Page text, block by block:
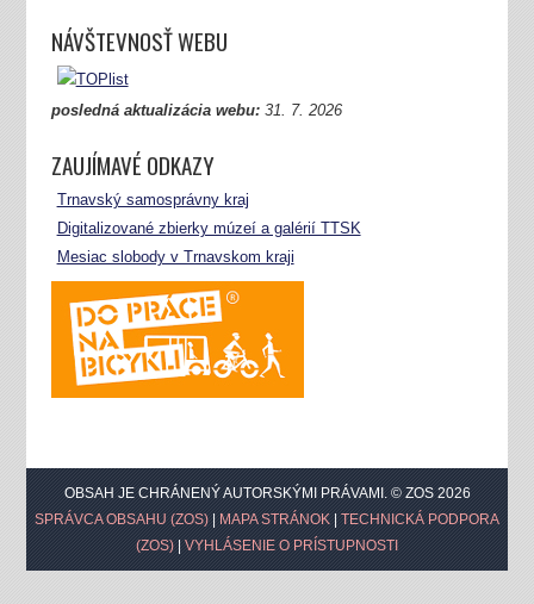
NÁVŠTEVNOSŤ WEBU
posledná aktualizácia webu:31. 7. 2026
ZAUJÍMAVÉ ODKAZY
Trnavský samosprávny kraj
Digitalizované zbierky múzeí a galérií TTSK
Mesiac slobody v Trnavskom kraji
OBSAH JE CHRÁNENÝ AUTORSKÝMI PRÁVAMI. © ZOS 2026
SPRÁVCA OBSAHU (ZOS)
MAPA STRÁNOK
TECHNICKÁ PODPORA
(ZOS)
VYHLÁSENIE O PRÍSTUPNOSTI